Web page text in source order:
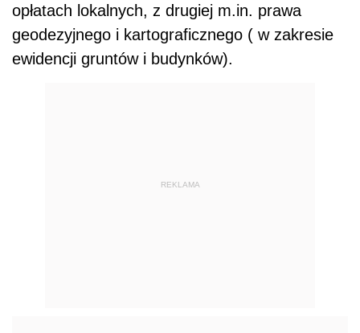
opłatach lokalnych, z drugiej m.in. prawa
geodezyjnego i kartograficznego ( w zakresie
ewidencji gruntów i budynków).
REKLAMA